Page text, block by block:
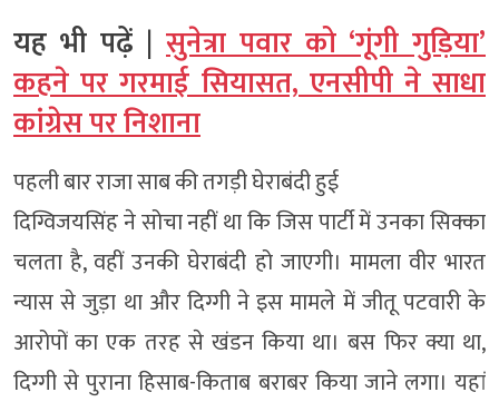
यह भी पढ़ें | सुनेत्रा पवार को ‘गूंगी गुड़िया’
कहने पर गरमाई सियासत, एनसीपी ने साधा
कांग्रेस पर निशाना
पहली बार राजा साब की तगड़ी घेराबंदी हुई
दिग्विजयसिंह ने सोचा नहीं था कि जिस पार्टी में उनका सिक्का
चलता है, वहीं उनकी घेराबंदी हो जाएगी। मामला वीर भारत
न्यास से जुड़ा था और दिग्गी ने इस मामले में जीतू पटवारी के
आरोपों का एक तरह से खंडन किया था। बस फिर क्या था,
दिग्गी से पुराना हिसाब-किताब बराबर किया जाने लगा। यहां